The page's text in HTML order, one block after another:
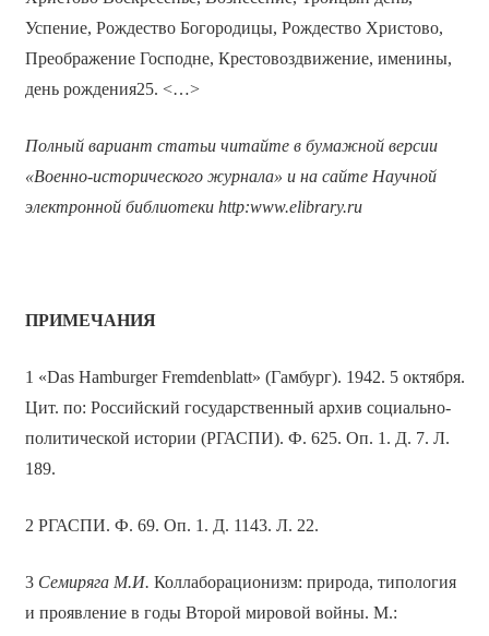
Успение, Рождество Богородицы, Рождество Христово,
Преображение Господне, Крестовоздвижение, именины,
день рождения25. <…>
Полный вариант статьи читайте в бумажной версии
«Военно-исторического журнала» и на сайте Научной
электронной библиотеки http:www.elibrary.ru
ПРИМЕЧАНИЯ
1 «Das Hamburger Fremdenblatt» (Гамбург). 1942. 5 октября.
Цит. по: Российский государственный архив социально-
политической истории (РГАСПИ). Ф. 625. Оп. 1. Д. 7. Л.
189.
2 РГАСПИ. Ф. 69. Оп. 1. Д. 1143. Л. 22.
3 Семиряга М.И. Коллаборационизм: природа, типология
и проявление в годы Второй мировой войны. М.: